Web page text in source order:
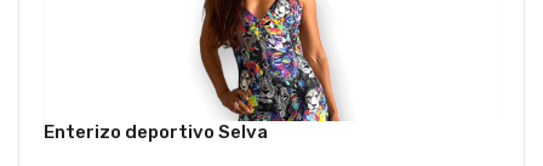
Enterizo deportivo Selva